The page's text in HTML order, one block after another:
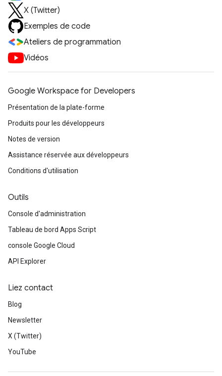
X (Twitter)
Exemples de code
Ateliers de programmation
Vidéos
Google Workspace for Developers
Présentation de la plate-forme
Produits pour les développeurs
Notes de version
Assistance réservée aux développeurs
Conditions d'utilisation
Outils
Console d'administration
Tableau de bord Apps Script
console Google Cloud
API Explorer
Liez contact
Blog
Newsletter
X (Twitter)
YouTube